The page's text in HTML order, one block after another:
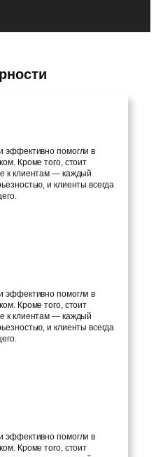
эффективно помогли в
Кроме того, стоит
к клиентам — каждый
и клиенты всегда
эффективно помогли в
Кроме того, стоит
к клиентам — каждый
и клиенты всегда
эффективно помогли в
Кроме того, стоит